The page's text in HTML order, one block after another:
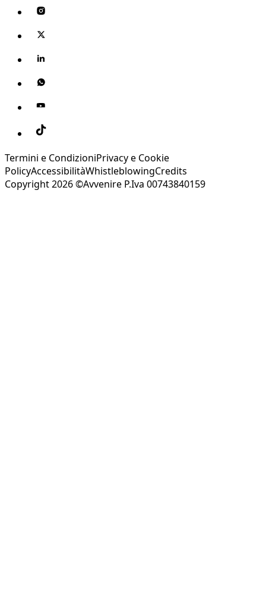
Termini e CondizioniPrivacy e Cookie
PolicyAccessibilitàWhistleblowingCredits
Copyright 2026 ©Avvenire P.Iva 00743840159